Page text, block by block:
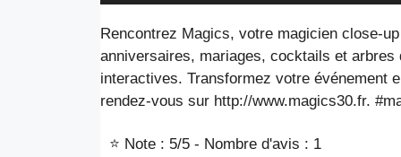
Rencontrez Magics, votre magicien close-
anniversaires, mariages, cocktails et
interactives. Transformez votre événement
rendez-vous sur http://www.magics30.fr.
⭐ Note : 5/5 - Nombre d'avis : 1